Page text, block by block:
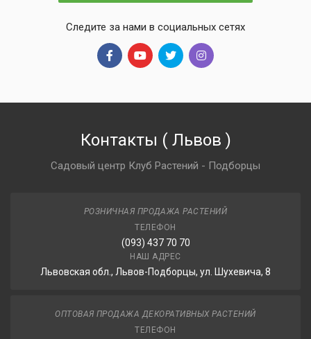
Следите за нами в социальных сетях
Контакты ( Львов )
Садовый центр Клуб Растений - Подборцы
РОЗНИЧНАЯ ПРОДАЖА РАСТЕНИЙ
ТЕЛЕФОН
(093) 437 70 70
НАШ АДРЕС
Львовская обл., Львов-Подборцы, ул. Шухевича, 8
ОПТОВАЯ ПРОДАЖА ДЕКОРАТИВНЫХ РАСТЕНИЙ
ТЕЛЕФОН